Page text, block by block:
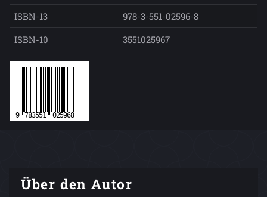
ISBN-13
978-3-551-02596-8
ISBN-10
3551025967
Über den Autor